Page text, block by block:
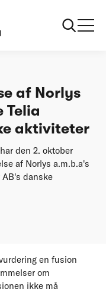
af Norlys
Telia
aktiviteter
den 2. oktober
af Norlys a.m.b.a's
AB's danske
en fusion
om
ikke må